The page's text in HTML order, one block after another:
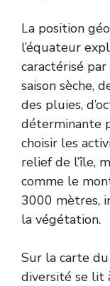
La position
l’équateur
caractérisé
saison sèche,
des pluies,
déterminante
choisir les
relief de l’île,
comme le
3000 mètres,
la végétation.
Sur la carte
diversité se lit